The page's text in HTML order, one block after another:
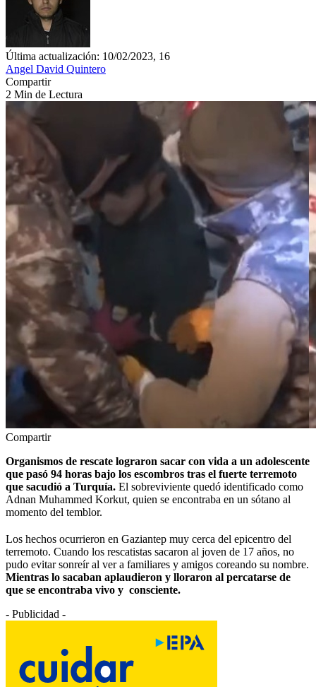
Última actualización: 10/02/2023, 16
Angel David Quintero
Compartir
2 Min de Lectura
Compartir
Organismos de rescate lograron sacar con vida a un adolescente
que pasó 94 horas bajo los escombros tras el fuerte terremoto
que sacudió a Turquía. El sobreviviente quedó identificado como
Adnan Muhammed Korkut, quien se encontraba en un sótano al
momento del temblor.
Los hechos ocurrieron en Gaziantep muy cerca del epicentro del
terremoto. Cuando los rescatistas sacaron al joven de 17 años, no
pudo evitar sonreír al ver a familiares y amigos coreando su nombre.
Mientras lo sacaban aplaudieron y lloraron al percatarse de
que se encontraba vivo y consciente.
- Publicidad -